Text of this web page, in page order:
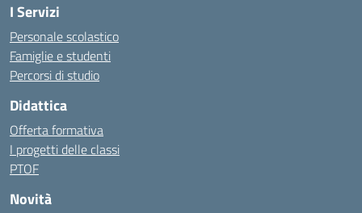
I Servizi
Personale scolastico
Famiglie e studenti
Percorsi di studio
Didattica
Offerta formativa
I progetti delle classi
PTOF
Novità